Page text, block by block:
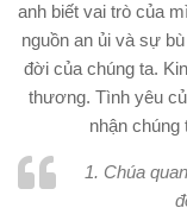
anh biết vai trò của
nguồn an ủi và sự
đời của chúng ta.
thương. Tình yêu
nhận chúng
1. Chúa